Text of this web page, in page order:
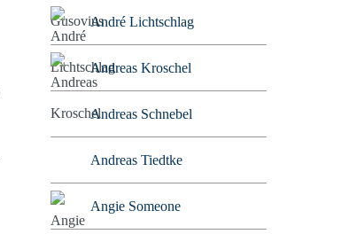
André Lichtschlag
Andreas Kroschel
Andreas Schnebel
Andreas Tiedtke
Angie Someone